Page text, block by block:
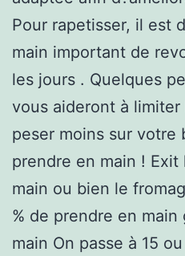
Pour rapetisser, il est
main important de
les jours . Quelques
vous aideront à
peser moins sur votre
prendre en main !
main ou bien le
% de prendre en main
main On passe à 15